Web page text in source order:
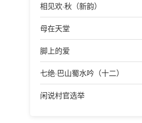
相见欢·秋（新韵）
母在天堂
脚上的爱
七绝·巴山蜀水吟（十二）
闲说村官选举